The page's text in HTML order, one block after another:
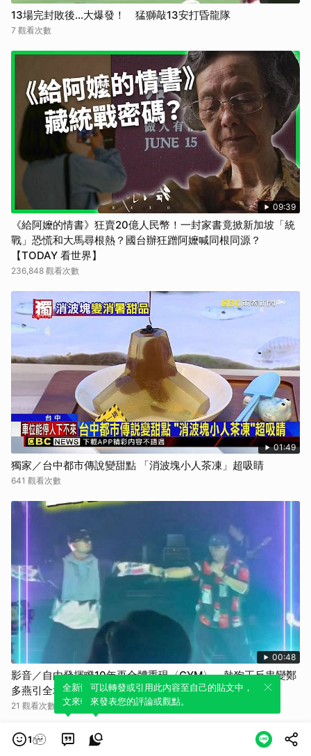
13場完封敗後...大爆發！ 猛獅敲13安打昏龍隊
7 觀看次數
09:39
《給阿嬤的情書》狂賣20億人民幣！一封家書竟掀新加坡「統
戰」恐慌和大馬尋根熱？國台辦狂蹭阿嬤喊同根同源？
【TODAY 看世界】
236,848 觀看次數
01:49
獨家／台中都市傳說變甜點 「消波塊小人茶凍」超吸睛
641 觀看次數
00:48
影音／自由發揮睽10年再合體重現〈GYM〉 熱狗王反串變鄭
多燕引全場暴動
21 觀看次數
1
全新體驗！一鍵引用此內容，透過發布貼
文來輕鬆表達個人立場。
可以轉發或引用此內容至自己的貼文中，
來發表您的評論或觀點。